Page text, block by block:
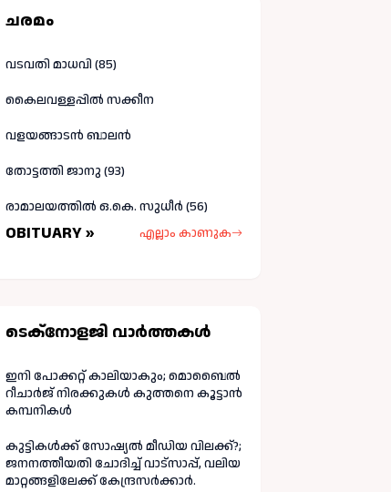
ചരമം
വടവതി മാധവി (85)
കൈലവള്ളപ്പിൽ സക്കീന
വളയങ്ങാടൻ ബാലൻ
തോട്ടത്തി ജാനു (93)
രാമാലയത്തിൽ ഒ.കെ. സുധീർ (56)
OBITUARY » എല്ലാം കാണുക
ടെക്നോളജി വാർത്തകള്‍
ഇനി പോക്കറ്റ് കാലിയാകും; മൊബൈൽ
റീചാർജ് നിരക്കുകൾ കുത്തനെ കൂട്ടാൻ
കമ്പനികൾ
കുട്ടികൾക്ക് സോഷ്യൽ മീഡിയ വിലക്ക്?;
ജനനത്തീയതി ചോദിച്ച് വാട്‌സാപ്പ്, വലിയ
മാറ്റങ്ങളിലേക്ക് കേന്ദ്രസർക്കാർ.